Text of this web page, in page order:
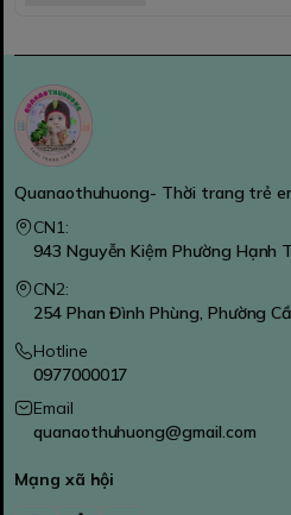
Quanaothuhuong- Thời trang trẻ
CN1:
943 Nguyễn Kiệm Phường Hạnh
CN2:
254 Phan Đình Phùng, Phường
Hotline
0977000017
Email
quanaothuhuong@gmail.com
Mạng xã hội